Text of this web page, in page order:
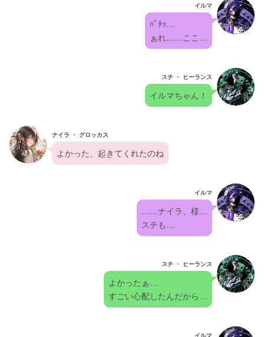
イルマ
ﾊﾟﾁｯ…
ぁれ……ここ…
スチ ・ ヒーランス
イルマちゃん！
ナイラ ・ グロッカス
よかった、起きてくれたのね
イルマ
……ナイラ、様…
スチも…
スチ ・ ヒーランス
よかったぁ…
すごい心配したんだから…
イルマ